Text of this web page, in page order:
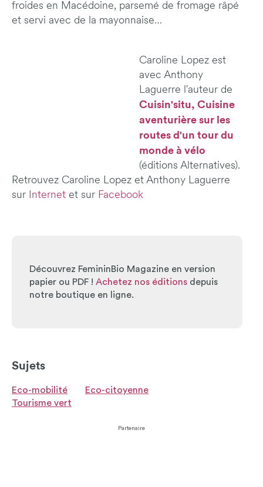
froides en Macédoine, parsemé de fromage râpé
et servi avec de la mayonnaise…
Caroline Lopez est
avec Anthony
Laguerre l'auteur de
Cuisin'situ, Cuisine
aventurière sur les
routes d'un tour du
monde à vélo
(éditions Alternatives).
Retrouvez Caroline Lopez et Anthony Laguerre
sur Internet et sur Facebook
Découvrez FemininBio Magazine en version
papier ou PDF ! Achetez nos éditions depuis
notre boutique en ligne.
Sujets
Eco-mobilité
Eco-citoyenne
Tourisme vert
Partenaire